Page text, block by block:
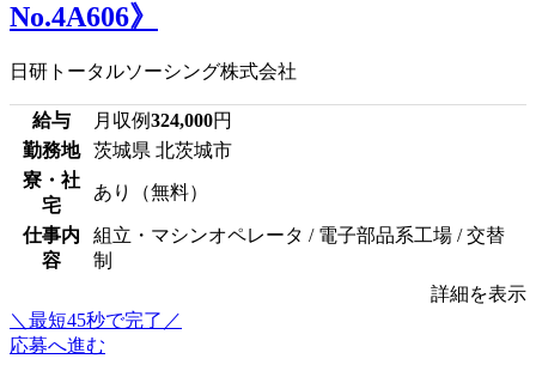
No.4A606》
日研トータルソーシング株式会社
給与 月収例324,000円
勤務地
茨城県 北茨城市
寮・社
宅
あり（無料）
仕事内
容
組立・マシンオペレータ / 電子部品系工場 / 交替
制
詳細を表示
＼最短45秒で完了／
応募へ進む